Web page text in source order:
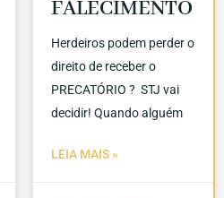
FALECIMENTO
Herdeiros podem perder o
direito de receber o
PRECATÓRIO ? STJ vai
decidir! Quando alguém
LEIA MAIS »